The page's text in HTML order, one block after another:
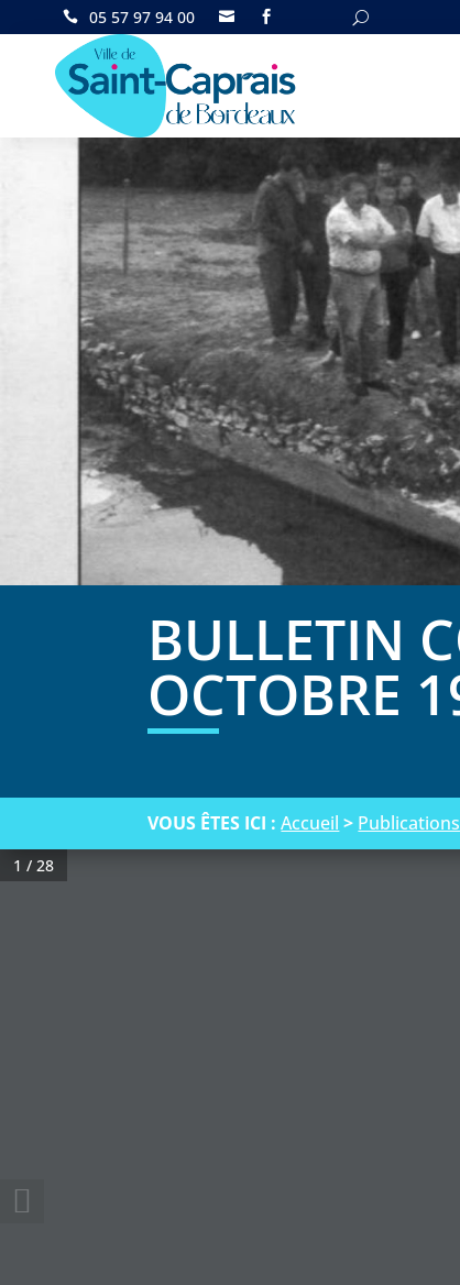
05 57 97 94 00  
BULLETIN
OCTOBRE
VOUS ÊTES ICI :Accueil > Publications
1 / 28